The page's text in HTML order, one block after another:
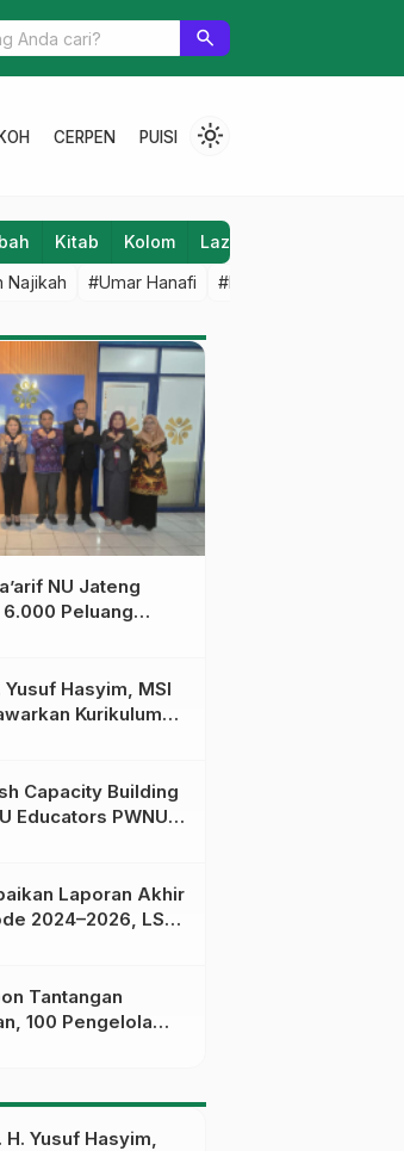
search
CERPEN PUISI light_mode
Kitab Kolom Laziz NU
Najikah #Umar Hanafi #M Iqbal Dawami
NU Jateng
Peluang
dan Sertifikasi
Yusuf Hasyim, MSI
Kurikulum
Harapan
Capacity Building
Educators PWNU
Batch#4;
DepanLaporan Akhir
2024–2026, LSP
NU Jateng
Tantangan
100 Pengelola
Sekolah Ma’arif
Literasi Digital
H. Yusuf Hasyim,